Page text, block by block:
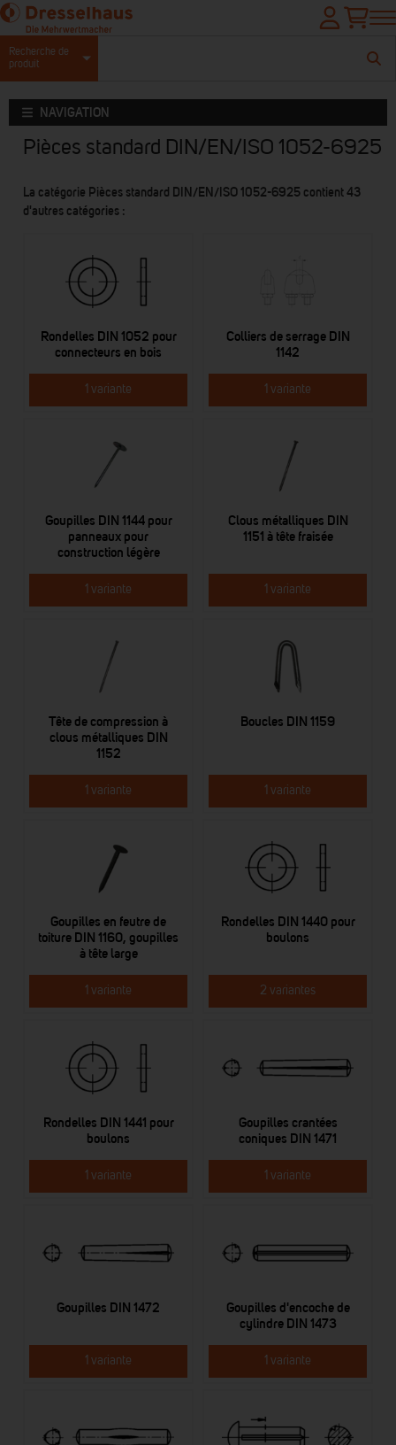
Recherche de
produit
NAVIGATION
Pièces standard DIN/EN/ISO 1052-6925
La catégorie Pièces standard DIN/EN/ISO 1052-6925 contient 43
d'autres catégories :
Rondelles DIN 1052 pour
connecteurs en bois
1 variante
Colliers de serrage DIN
1142
1 variante
Goupilles DIN 1144 pour
panneaux pour
construction légère
1 variante
Clous métalliques DIN
1151 à tête fraisée
1 variante
Tête de compression à
clous métalliques DIN
1152
1 variante
Boucles DIN 1159
1 variante
Goupilles en feutre de
toiture DIN 1160, goupilles
à tête large
1 variante
Rondelles DIN 1440 pour
boulons
2 variantes
Rondelles DIN 1441 pour
boulons
1 variante
Goupilles crantées
coniques DIN 1471
1 variante
Goupilles DIN 1472
1 variante
Goupilles d'encoche de
cylindre DIN 1473
1 variante